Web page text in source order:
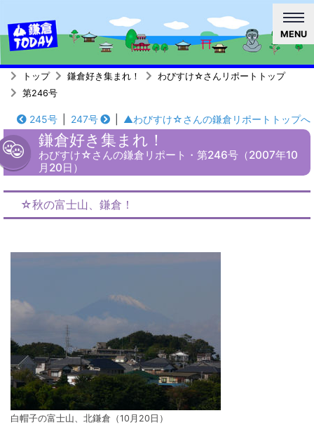
MENU
トップ 鎌倉好き集まれ！
わびすけ☆さんリポートトップ
第246号
245号 247号 ▲わびすけ☆さんの鎌倉リポートトップへ
鎌倉好き集まれ！
わびすけ☆さんの鎌倉リポート・第246号（2007年10
月20日）
☆秋の富士山、鎌倉！
白帽子の富士山、北鎌倉（10月20日）